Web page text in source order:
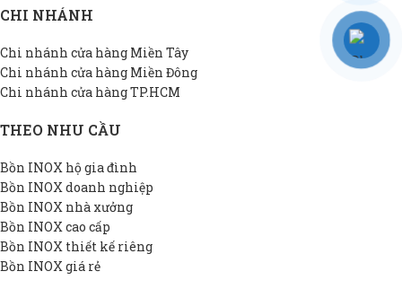
CHI NHÁNH
Chi nhánh cửa hàng Miền Tây
Chi nhánh cửa hàng Miền Đông
Chi nhánh cửa hàng TP.HCM
THEO NHU CẦU
Bồn INOX hộ gia đình
Bồn INOX doanh nghiệp
Bồn INOX nhà xưởng
Bồn INOX cao cấp
Bồn INOX thiết kế riêng
Bồn INOX giá rẻ